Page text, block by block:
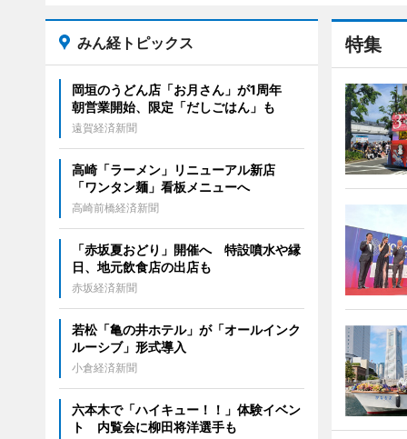
特集
みん経トピックス
岡垣のうどん店「お月さん」が1周年
朝営業開始、限定「だしごはん」も
遠賀経済新聞
高崎「ラーメン」リニューアル新店
「ワンタン麺」看板メニューへ
高崎前橋経済新聞
「赤坂夏おどり」開催へ 特設噴水や縁
日、地元飲食店の出店も
赤坂経済新聞
若松「亀の井ホテル」が「オールインク
ルーシブ」形式導入
小倉経済新聞
六本木で「ハイキュー！！」体験イベン
ト 内覧会に柳田将洋選手も